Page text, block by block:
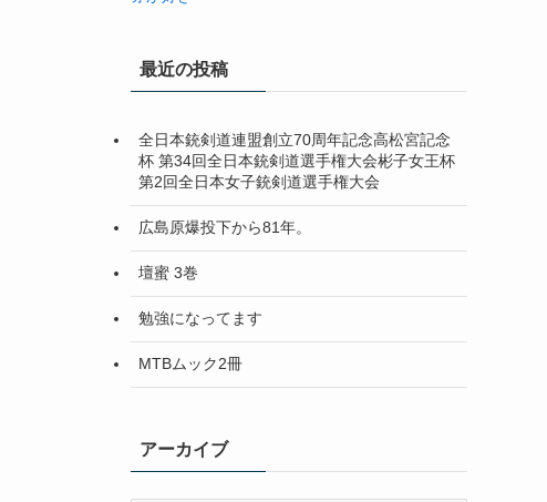
最近の投稿
全日本銃剣道連盟創立70周年記念高松宮記念
杯 第34回全日本銃剣道選手権大会彬子女王杯
第2回全日本女子銃剣道選手権大会
広島原爆投下から81年。
壇蜜 3巻
勉強になってます
MTBムック2冊
アーカイブ